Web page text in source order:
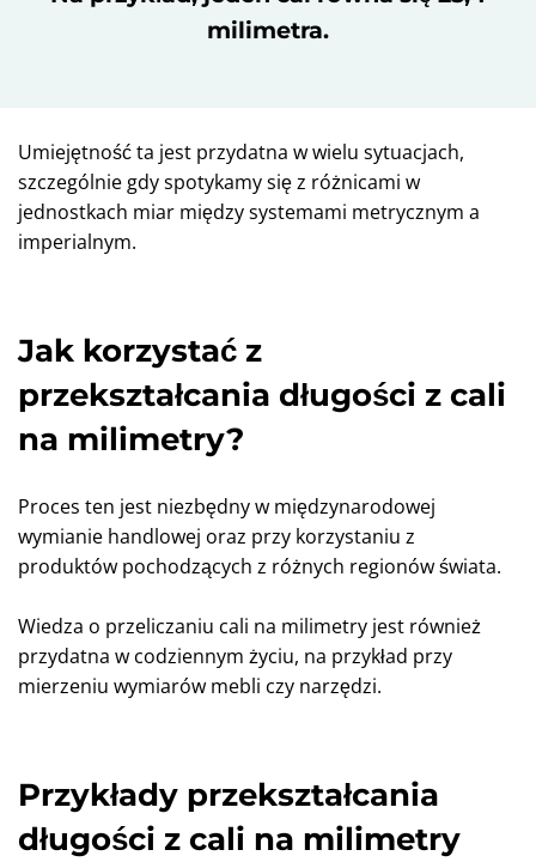
milimetra.
Umiejętność ta jest przydatna w wielu sytuacjach,
szczególnie gdy spotykamy się z różnicami w
jednostkach miar między systemami metrycznym a
imperialnym.
Jak korzystać z
przekształcania długości z cali
na milimetry?
Proces ten jest niezbędny w międzynarodowej
wymianie handlowej oraz przy korzystaniu z
produktów pochodzących z różnych regionów świata.
Wiedza o przeliczaniu cali na milimetry jest również
przydatna w codziennym życiu, na przykład przy
mierzeniu wymiarów mebli czy narzędzi.
Przykłady przekształcania
długości z cali na milimetry